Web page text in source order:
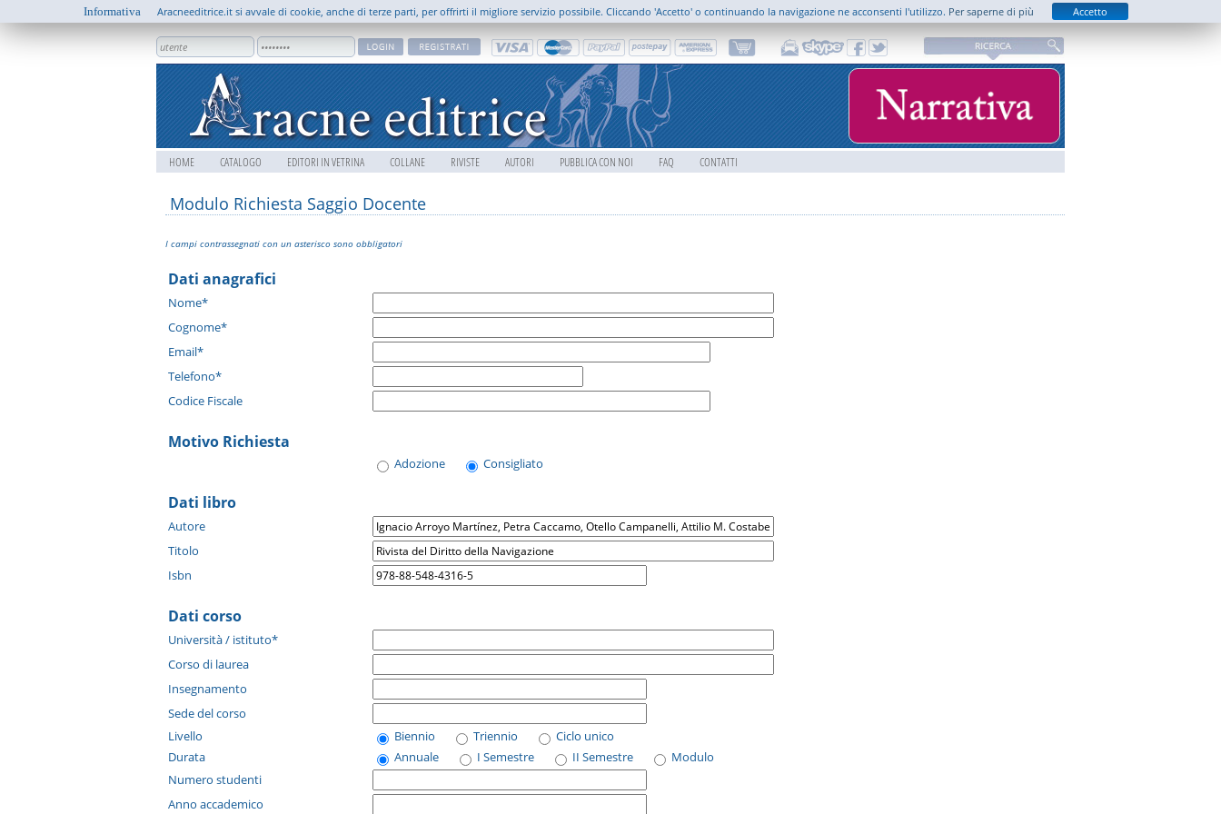
HOME CATALOGO EDITORI IN VETRINA COLLANE RIVISTE AUTORI PUBBLICA CON NOI FAQ CONTATTI
Modulo Richiesta Saggio Docente
I campi contrassegnati con un asterisco sono obbligatori
Dati anagrafici
Nome*
Cognome*
Email*
Telefono*
Codice Fiscale
Motivo Richiesta
Adozione Consigliato
Dati libro
Autore
Titolo
Isbn
Dati corso
Università / istituto*
Corso di laurea
Insegnamento
Sede del corso
Livello
Biennio Triennio
Ciclo unico
Durata
Annuale I Semestre II Semestre
Modulo
Numero studenti
Anno accademico
Informativa Aracneeditrice.it si avvale di cookie, anche di terze parti, per offrirti il migliore servizio possibile. Cliccando 'Accetto' o continuando la navigazione ne acconsenti l'utilizzo. Per saperne di più Accetto